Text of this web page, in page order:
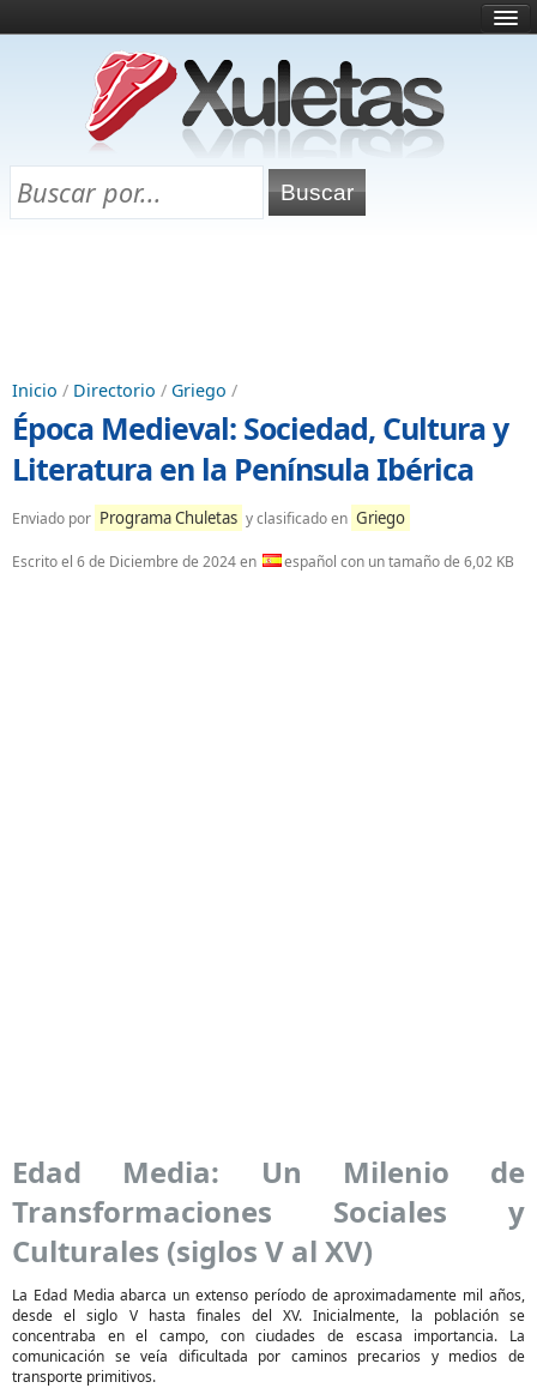
¿Qué es esto?
Directorio
Chuletas para exámenes
Inicio / Directorio / Griego /
Época Medieval: Sociedad, Cultura y
Literatura en la Península Ibérica
Enviado por Programa Chuletas y clasificado en Griego
Escrito el 6 de Diciembre de 2024en español con un tamaño de 6,02 KB
Edad Media: Un Milenio de
Transformaciones Sociales y
Culturales (siglos V al XV)
La Edad Media abarca un extenso período de aproximadamente mil años,
desde el siglo V hasta finales del XV. Inicialmente, la población se
concentraba en el campo, con ciudades de escasa importancia. La
comunicación se veía dificultada por caminos precarios y medios de
transporte primitivos.